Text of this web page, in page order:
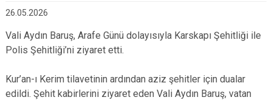
26.05.2026
Vali Aydın Baruş, Arafe Günü dolayısıyla Karskapı Şehitliği ile
Polis Şehitliği’ni ziyaret etti.
Kur’an-ı Kerim tilavetinin ardından aziz şehitler için dualar
edildi. Şehit kabirlerini ziyaret eden Vali Aydın Baruş, vatan